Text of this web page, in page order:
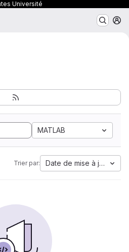
Université
MATLAB
Trier par: Date de mise à jour